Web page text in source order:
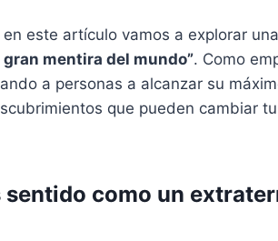
en este artículo vamos a explorar
gran mentira del mundo”. Como
a personas a alcanzar su
que pueden cambiar
sentido como un